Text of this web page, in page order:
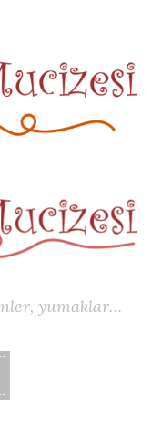
yumaklar…